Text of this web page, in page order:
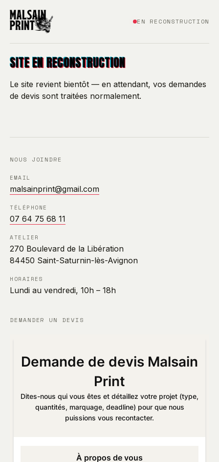
EN RECONSTRUCTION
SITE EN RECONSTRUCTION
Le site revient bientôt — en attendant, vos demandes
de devis sont traitées normalement.
NOUS JOINDRE
EMAIL
malsainprint@gmail.com
TÉLÉPHONE
07 64 75 68 11
ATELIER
270 Boulevard de la Libération
84450 Saint-Saturnin-lès-Avignon
HORAIRES
Lundi au vendredi, 10h – 18h
DEMANDER UN DEVIS